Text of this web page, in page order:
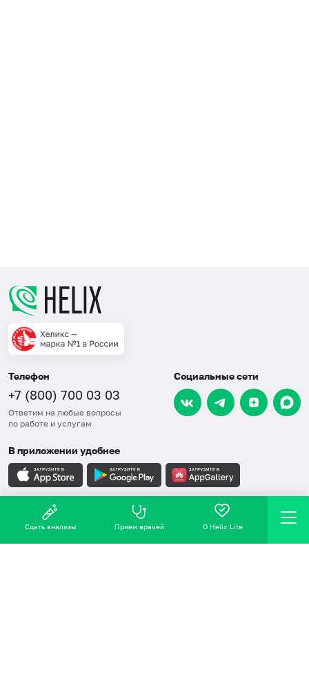
Телефон
+7 (800) 700 03 03
Ответим на любые вопросы
по работе и услугам
Социальные сети
В приложении удобнее
Карта сайта
СОУТ
Сдать анализы Прием врачей О Helix Lite